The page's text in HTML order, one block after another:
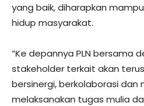
yang baik, diharapkan
hidup masyarakat.
“Ke depannya PLN bersama
stakeholder terkait akan
bersinergi, berkolaborasi dan
melaksanakan tugas mulia